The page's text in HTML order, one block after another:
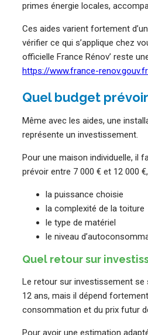
primes énergie locales,
Ces aides varient fortement
vérifier ce qui s’applique chez
officielle France Rénov’ reste
https://www.france-
Quel budget
Même avec les aides, une
représente un investissement.
Pour une maison individuelle, il
prévoir entre 7 000 € et 12 000
la puissance choisie
la complexité de la toiture
le type de matériel
le niveau
Quel retour sur
Le retour sur investissement
12 ans, mais il dépend
consommation et du prix futur